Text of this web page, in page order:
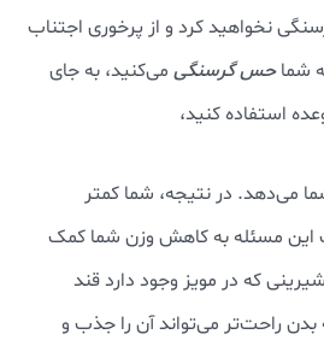
نخواهید کرد و از پرخوری اجتناب
شماحس گرسنگی می‌کنید، به جای
استفاده کنید،
می‌دهد. در نتیجه، شما کمتر
این مسئله به کاهش وزن شما کمک
که در مویز وجود دارد قند
راحت‌تر می‌تواند آن را جذب و